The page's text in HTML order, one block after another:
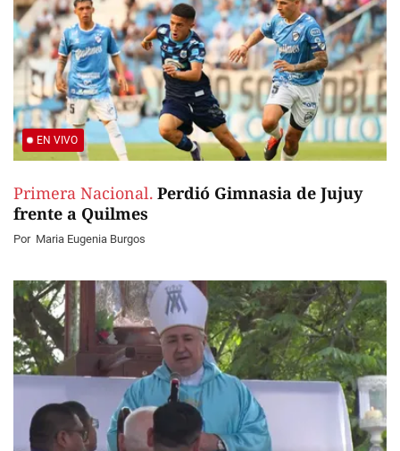
EN VIVO
Primera Nacional. Perdió Gimnasia de Jujuy
frente a Quilmes
Por Maria Eugenia Burgos